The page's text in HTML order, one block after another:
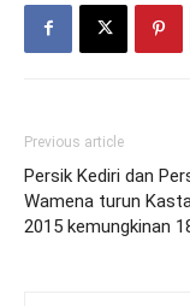
Previous article
Persik Kediri dan
Wamena turun
2015 kemungkinan